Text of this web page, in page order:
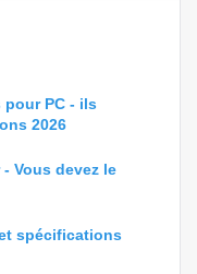
PC - ils
2026
Vous devez le
spécifications